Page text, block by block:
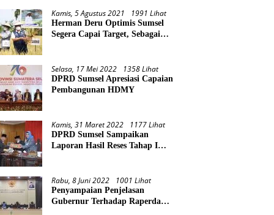
Kamis, 5 Agustus 2021 1991 Lihat
Herman Deru Optimis Sumsel
Segera Capai Target, Sebagai
Selasa, 17 Mei 2022 1358 Lihat
DPRD Sumsel Apresiasi Capaian
Pembangunan HDMY
Kamis, 31 Maret 2022 1177 Lihat
DPRD Sumsel Sampaikan
Laporan Hasil Reses Tahap I
Rabu, 8 Juni 2022 1001 Lihat
Penyampaian Penjelasan
Gubernur Terhadap Raperda